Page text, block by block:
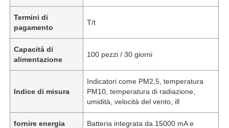
Termini di
pagamento
T/t
Capacità di
alimentazione
100 pezzi / 30 giorni
Indice di misura
Indicatori come PM2,5, temperatura
PM10, temperatura di radiazione,
umidità, velocità del vento, ill
fornire energia
Batteria integrata da 15000 mA e